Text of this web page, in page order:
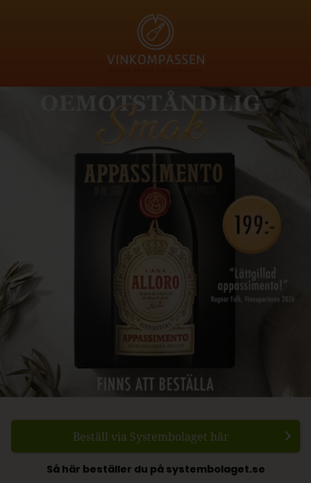
Beställ via Systembolaget här
Så här beställer du på systembolaget.se